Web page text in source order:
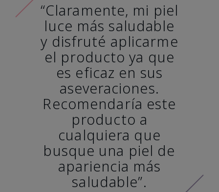
“Claramente, mi piel
luce más saludable
y disfruté aplicarme
el producto ya que
es eficaz en sus
aseveraciones.
Recomendaría este
producto a
cualquiera que
busque una piel de
apariencia más
saludable”.